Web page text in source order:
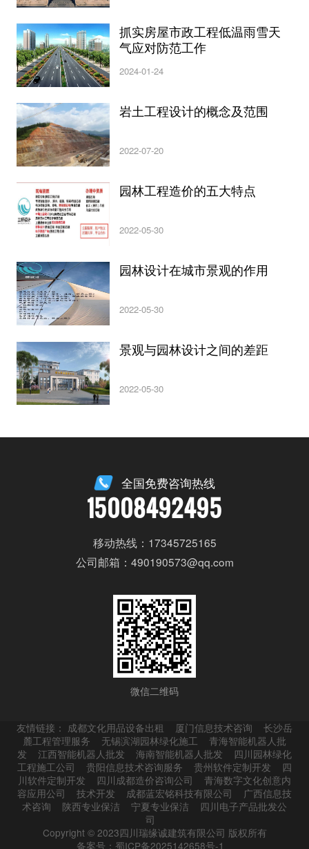
抓实房屋市政工程低温雨雪天
气应对防范工作
2024-01-24
岩土工程设计的概念及范围
2022-07-20
园林工程造价的五大特点
2022-05-30
园林设计在城市景观的作用
2022-05-30
景观与园林设计之间的差距
2022-05-30
全国免费咨询热线
15008492495
移动热线：17345725165
公司邮箱：490190573@qq.com
微信二维码
友情链接： 成都文化用品设备出租 厦门信息技术咨询
长沙岳
麓工程管理服务
无锡滨湖园林绿化施工
青海智能机器人批
发
江西智能机器人批发 海南智能机器人批发
四川园林绿化
工程施工公司
贵阳信息技术咨询服务 贵州软件定制开发
四
川软件定制开发
四川成都造价咨询公司
青海数字文化创意内
容应用公司
技术开发 成都蓝宏铭科技有限公司
广西信息技
术咨询
陕西专业保洁 宁夏专业保洁
四川电子产品批发公
司
Copyright © 2023四川瑞缘诚建筑有限公司 版权所有
备案号：蜀ICP备2025142658号-1